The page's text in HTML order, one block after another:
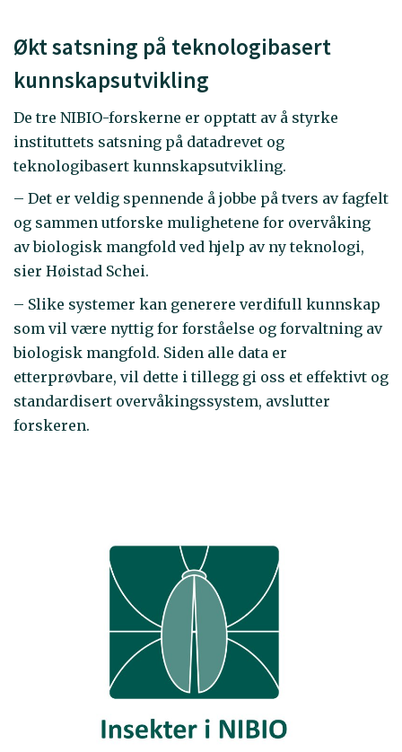
Økt satsning på teknologibasert
kunnskapsutvikling
De tre NIBIO-forskerne er opptatt av å styrke
instituttets satsning på datadrevet og
teknologibasert kunnskapsutvikling.
– Det er veldig spennende å jobbe på tvers av fagfelt
og sammen utforske mulighetene for overvåking
av biologisk mangfold ved hjelp av ny teknologi,
sier Høistad Schei.
– Slike systemer kan generere verdifull kunnskap
som vil være nyttig for forståelse og forvaltning av
biologisk mangfold. Siden alle data er
etterprøvbare, vil dette i tillegg gi oss et effektivt og
standardisert overvåkingssystem, avslutter
forskeren.